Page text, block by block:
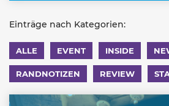
Einträge nach Kategorien:
ALLE EVENT INSIDE
RANDNOTIZEN REVIEW